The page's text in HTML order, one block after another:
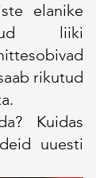
elanike
liiki
rikutud
Kuidas
uuesti